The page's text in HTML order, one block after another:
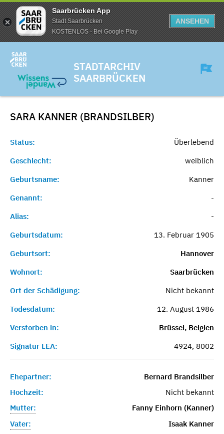
Saarbrücken App
Stadt Saarbrücken
KOSTENLOS - Bei Google Play
ANSEHEN
STADTARCHIV
SAARBRÜCKEN
SARA KANNER (BRANDSILBER)
Status:
Überlebend
Geschlecht:
weiblich
Geburtsname:
Kanner
Genannt:
-
Alias:
-
Geburtsdatum:
13. Februar 1905
Geburtsort:
Hannover
Wohnort:
Saarbrücken
Ort der Schädigung:
Nicht bekannt
Todesdatum:
12. August 1986
Verstorben in:
Brüssel, Belgien
Signatur LEA:
4924, 8002
Ehepartner:
Bernard Brandsilber
Hochzeit:
Nicht bekannt
Mutter:
Fanny Einhorn (Kanner)
Vater:
Isaak Kanner